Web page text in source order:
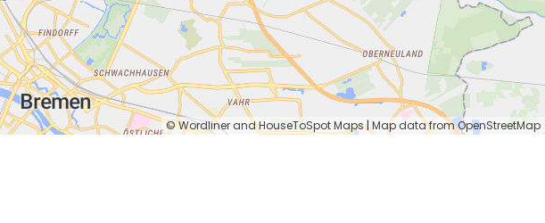
© Wordliner and HouseToSpot Maps|Map data from OpenStreetMap